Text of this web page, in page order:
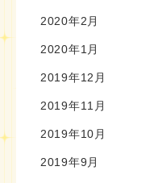
2020年2月
2020年1月
2019年12月
2019年11月
2019年10月
2019年9月